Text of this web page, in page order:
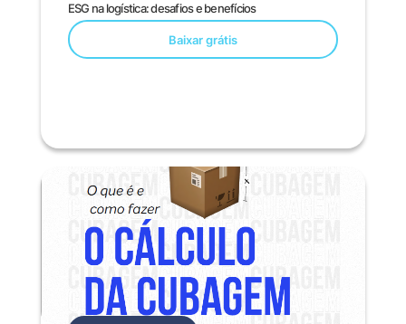
ESG na logística: desafios e benefícios
Baixar grátis